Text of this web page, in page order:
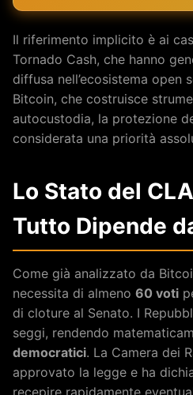
Il riferimento implicito è ai
Tornado Cash, che hanno
diffusa nell’ecosistema open
Bitcoin, che costruisce
autocustodia, la protezione
considerata una priorità
Lo Stato del
Tutto Dipende
Come già analizzato da
necessita di almeno 60 voti
di cloture al Senato. I
seggi, rendendo
democratici. La Camera dei
approvato la legge e ha
recepire rapidamente